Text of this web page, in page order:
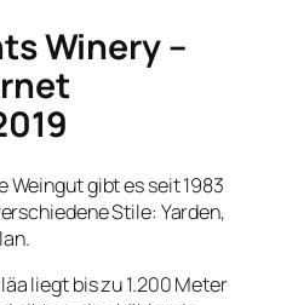
Winery –
Weingut gibt es seit 1983
Stile: Yarden,
liegt bis zu 1.200 Meter